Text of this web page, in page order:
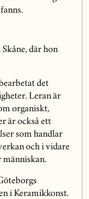
där hon
det
Leran är
organiskt,
är också ett
som handlar
och i vidare
människan.
i Keramikkonst.